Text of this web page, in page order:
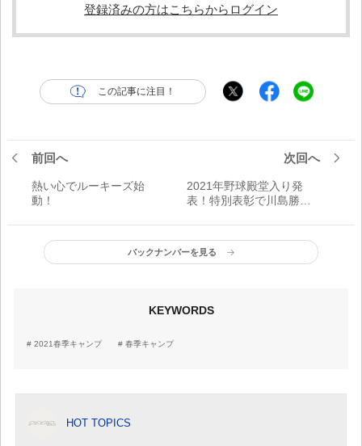
登録済みの方はこちらからログイン
この記事に注目！
前回へ
熱い心でルーキーズ始
動！
次回へ
2021年野球殿堂入り発
表！特別表彰で川島勝司
り
バックナンバーを見る
KEYWORDS
2021春季キャンプ 春季キャンプ
HOT TOPICS